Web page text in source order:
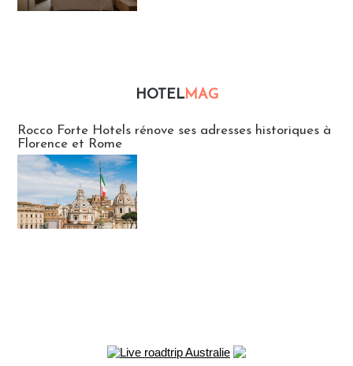
HOTELMAG
Rocco Forte Hotels rénove ses adresses historiques à
Florence et Rome